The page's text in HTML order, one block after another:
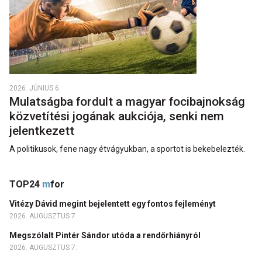
2026. JÚNIUS 6.
Mulatságba fordult a magyar focibajnokság
közvetítési jogának aukciója, senki nem
jelentkezett
A politikusok, fene nagy étvágyukban, a sportot is bekebelezték.
TOP24 mfor
Vitézy Dávid megint bejelentett egy fontos fejleményt
2026. AUGUSZTUS 7.
Megszólalt Pintér Sándor utóda a rendőrhiányról
2026. AUGUSZTUS 7.